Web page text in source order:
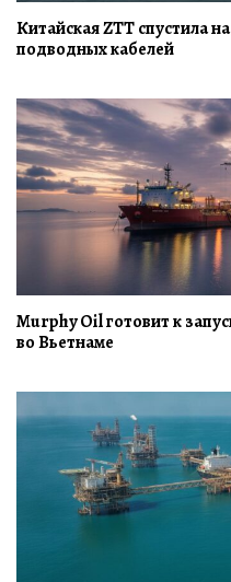
Китайская ZTT спустила
подводных кабелей
Murphy Oil готовит к
во Вьетнаме